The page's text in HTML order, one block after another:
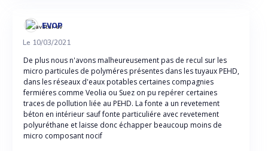
EVOP
Le 10/03/2021
De plus nous n'avons malheureusement pas de recul sur les
micro particules de polyméres présentes dans les tuyaux PEHD,
dans les réseaux d'eaux potables certaines compagnies
fermiéres comme Veolia ou Suez on pu repérer certaines
traces de pollution liée au PEHD. La fonte a un revetement
béton en intérieur sauf fonte particuliére avec revetement
polyuréthane et laisse donc échapper beaucoup moins de
micro composant nocif